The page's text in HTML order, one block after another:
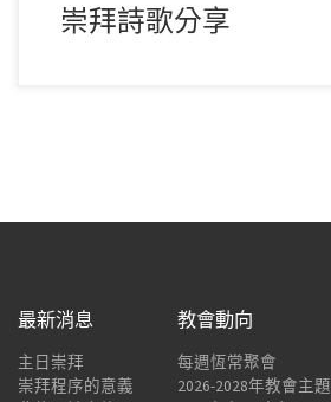
崇拜詩歌分享
最新消息
主日崇拜
崇拜程序的意義
教會動向
每週恆常聚會
2026-2028年教會主題